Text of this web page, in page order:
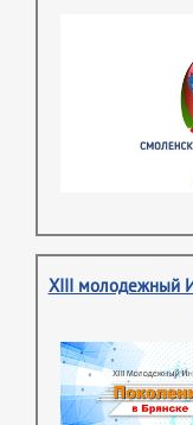
XIII молодежный